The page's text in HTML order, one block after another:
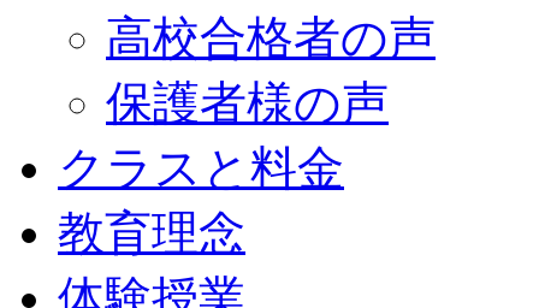
高校合格者の声
保護者様の声
クラスと料金
教育理念
体験授業